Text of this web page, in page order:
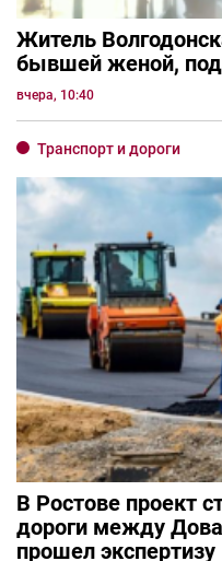
Житель
бывшей женой,
вчера, 10:40
Транспорт и дороги
В Ростове проект
дороги между
прошел экспертизу